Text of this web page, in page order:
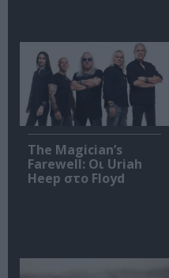
The Magician’s
Farewell: Οι Uriah
Heep στο Floyd